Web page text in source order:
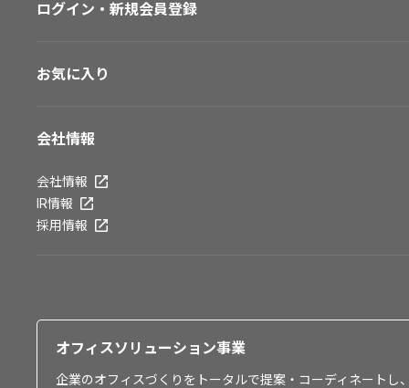
ログイン・新規会員登録
お気に入り
会社情報
会社情報
IR情報
採用情報
オフィスソリューション事業
企業のオフィスづくりをトータルで提案・コーディネート